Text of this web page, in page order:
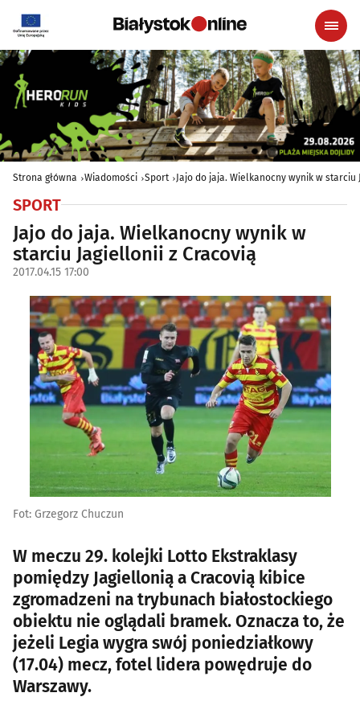
Strona główna Wiadomości Sport Jajo do jaja. Wielkanocny wynik w starciu
SPORT
Jajo do jaja. Wielkanocny wynik w
starciu Jagiellonii z Cracovią
2017.04.15 17:00
Fot: Grzegorz Chuczun
W meczu 29. kolejki Lotto Ekstraklasy
pomiędzy Jagiellonią a Cracovią kibice
zgromadzeni na trybunach białostockiego
obiektu nie oglądali bramek. Oznacza to, że
jeżeli Legia wygra swój poniedziałkowy
(17.04) mecz, fotel lidera powędruje do
Warszawy.